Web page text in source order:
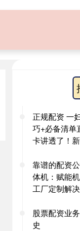
正规配资 一
巧+必备清单
卡讲透了！
靠谱的配资
体机：赋能
工厂定制解
股票配资业
史